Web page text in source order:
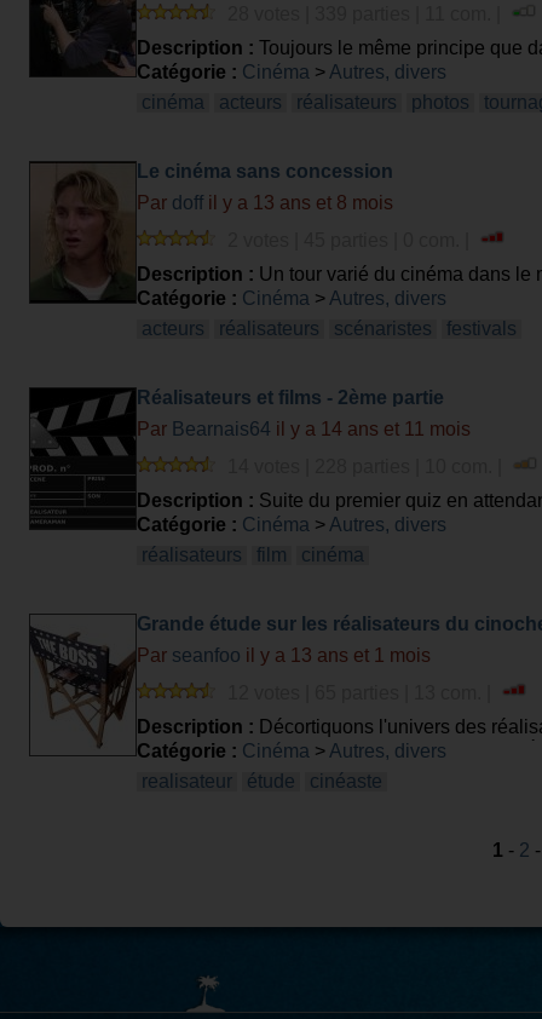
Description : Toujours le même principe que
Catégorie : Cinéma > Autres, divers
cinéma
acteurs réalisateurs photos
Le cinéma sans concession
Par doff il y a 13 ans et 8 mois
Description : Un tour varié du cinéma dans le
Catégorie : Cinéma > Autres, divers
acteurs
réalisateurs scénaristes festivals
Réalisateurs et films - 2ème partie
Par Bearnais64 il y a 14 ans et 11 mois
Description : Suite du premier quiz en
Catégorie : Cinéma > Autres, divers
réalisateurs
film cinéma
Grande étude sur les réalisateurs du
Par seanfoo il y a 13 ans et 1 mois
Description : Décortiquons l'univers des
feront pas perdre beaucoup de points. J'ai noté
Catégorie : Cinéma > Autres, divers
realisateur
étude cinéaste
1 - 2